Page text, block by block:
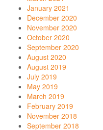
January 2021
December 2020
November 2020
October 2020
September 2020
August 2020
August 2019
July 2019
May 2019
March 2019
February 2019
November 2018
September 2018